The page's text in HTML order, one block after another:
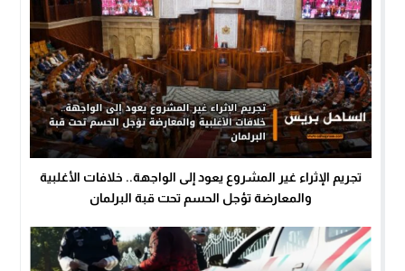
تجريم الإثراء غير المشروع يعود إلى الواجهة.. خلافات الأغلبية
والمعارضة تؤجل الحسم تحت قبة البرلمان